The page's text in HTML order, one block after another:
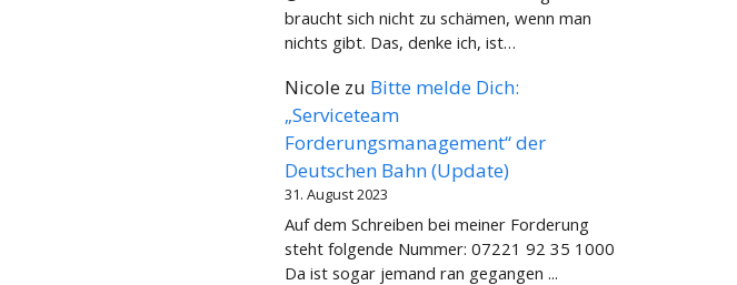
braucht sich nicht zu schämen, wenn man
nichts gibt. Das, denke ich, ist…
Nicole zu Bitte melde Dich:
„Serviceteam
Forderungsmanagement“ der
Deutschen Bahn (Update)
31. August 2023
Auf dem Schreiben bei meiner Forderung
steht folgende Nummer: 07221 92 35 1000
Da ist sogar jemand ran gegangen ...